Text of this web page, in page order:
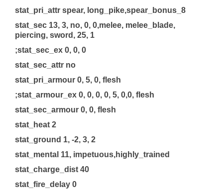
stat_pri_attr spear, long_pike,spear_bonus_8
stat_sec 13, 3, no, 0, 0,melee, melee_blade,
piercing, sword, 25, 1
;stat_sec_ex 0, 0, 0
stat_sec_attr no
stat_pri_armour 0, 5, 0, flesh
;stat_armour_ex 0, 0, 0, 0, 5, 0,0, flesh
stat_sec_armour 0, 0, flesh
stat_heat 2
stat_ground 1, -2, 3, 2
stat_mental 11, impetuous,highly_trained
stat_charge_dist 40
stat_fire_delay 0